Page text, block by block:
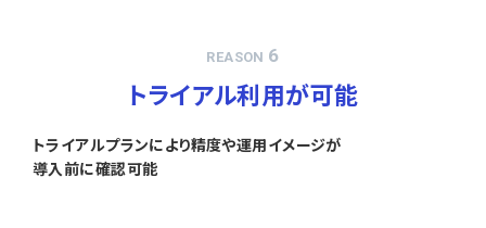
REASON 6
トライアル利用が可能
トライアルプランにより精度や運用イメージが
導入前に確認可能